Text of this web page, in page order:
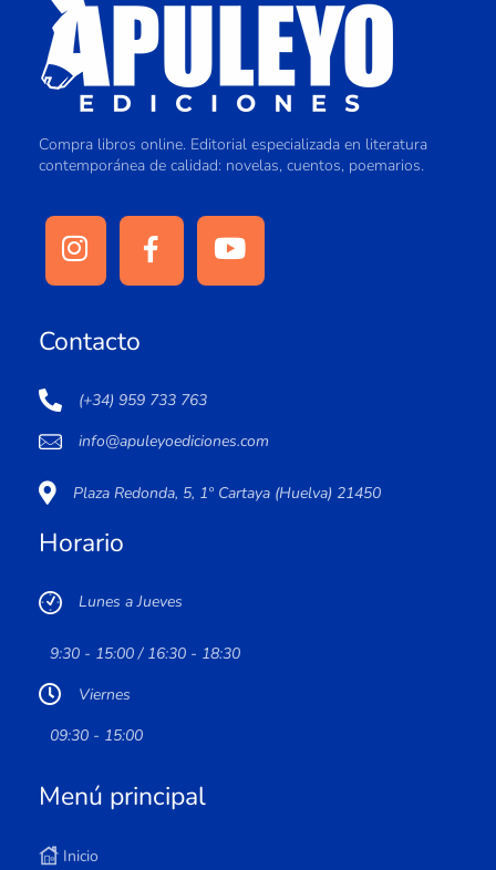
Compra libros online. Editorial especializada en literatura
contemporánea de calidad: novelas, cuentos, poemarios.
Contacto
(+34) 959 733 763
info@apuleyoediciones.com
Plaza Redonda, 5, 1º Cartaya (Huelva) 21450
Horario
Lunes a Jueves
9:30 - 15:00 / 16:30 - 18:30
Viernes
09:30 - 15:00
Menú principal
Inicio